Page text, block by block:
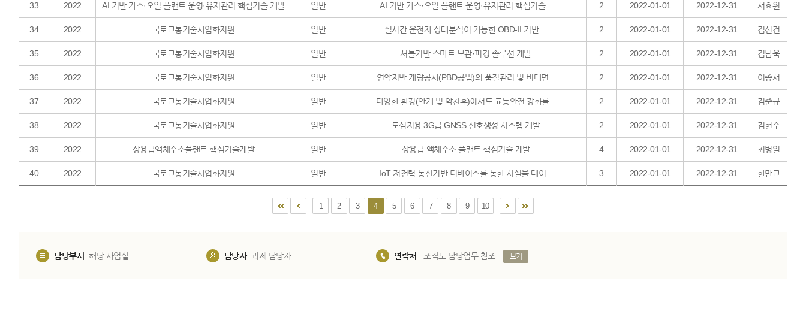
33 2022 AI 기반 가스·오일 플랜트 운영·유지관리 핵심기술 개발 일반 AI 기반 가스·오일 플랜트 운영·유지관리 핵심기술... 2 2022-01-01 2022-12-31 서효원
34 2022 국토교통기술사업화지원 일반 실시간 운전자 상태분석이 가능한 OBD-II 기반 ... 2 2022-01-01 2022-12-31 김선건
35 2022 국토교통기술사업화지원 일반 셔틀기반 스마트 보관·피킹 솔루션 개발 2 2022-01-01 2022-12-31 김남욱
36 2022 국토교통기술사업화지원 일반 연약지반 개량공사(PBD공법)의 품질관리 및 비대면... 2 2022-01-01 2022-12-31 이종서
37 2022 국토교통기술사업화지원 일반 다양한 환경(안개 및 악천후)에서도 교통안전 강화를... 2 2022-01-01 2022-12-31 김준규
38 2022 국토교통기술사업화지원 일반 도심지용 3G급 GNSS 신호생성 시스템 개발 2 2022-01-01 2022-12-31 김현수
39 2022 상용급액체수소플랜트 핵심기술개발 일반 상용급 액체수소 플랜트 핵심기술 개발 4 2022-01-01 2022-12-31 최병일
40 2022 국토교통기술사업화지원 일반 IoT 저전력 통신기반 디바이스를 통한 시설물 데이... 3 2022-01-01 2022-12-31 한만교
1 2 3 4 5 6 7 8 9 10
담당부서 해당 사업실 담당자 과제 담당자 연락처 조직도 담당업무 참조 보기